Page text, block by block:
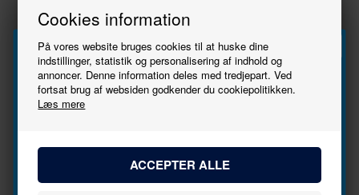
Cookies information
På vores website bruges cookies til at huske dine
indstillinger, statistik og personalisering af indhold og
annoncer. Denne information deles med tredjepart. Ved
fortsat brug af websiden godkender du cookiepolitikken.
Læs mere
Information
FACEBOOK
NYHEDER
Tilmeld
Bliv den første til at høre, når der kommer nye